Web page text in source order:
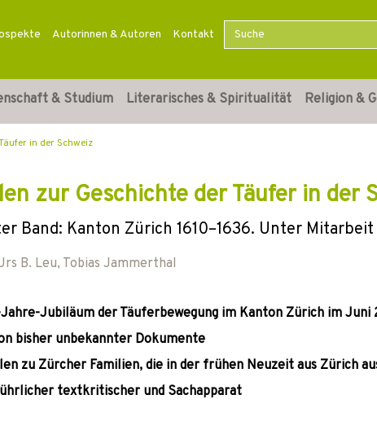
Autorinnen & Autoren Kontakt
& Studium Literarisches & Spiritualität Religion &
in der Schweiz
zur Geschichte der Täufer in der
Band: Kanton Zürich 1610–1636. Unter
B. Leu, Tobias Jammerthal
Jubiläum der Täuferbewegung im Kanton Zürich im Juni
bisher unbekannter Dokumente
zu Zürcher Familien, die in der frühen Neuzeit aus Zürich
textkritischer und Sachapparat